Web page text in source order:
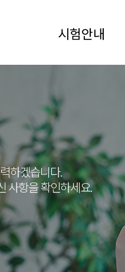
시험안내
하겠습니다.
사항을 확인하세요.